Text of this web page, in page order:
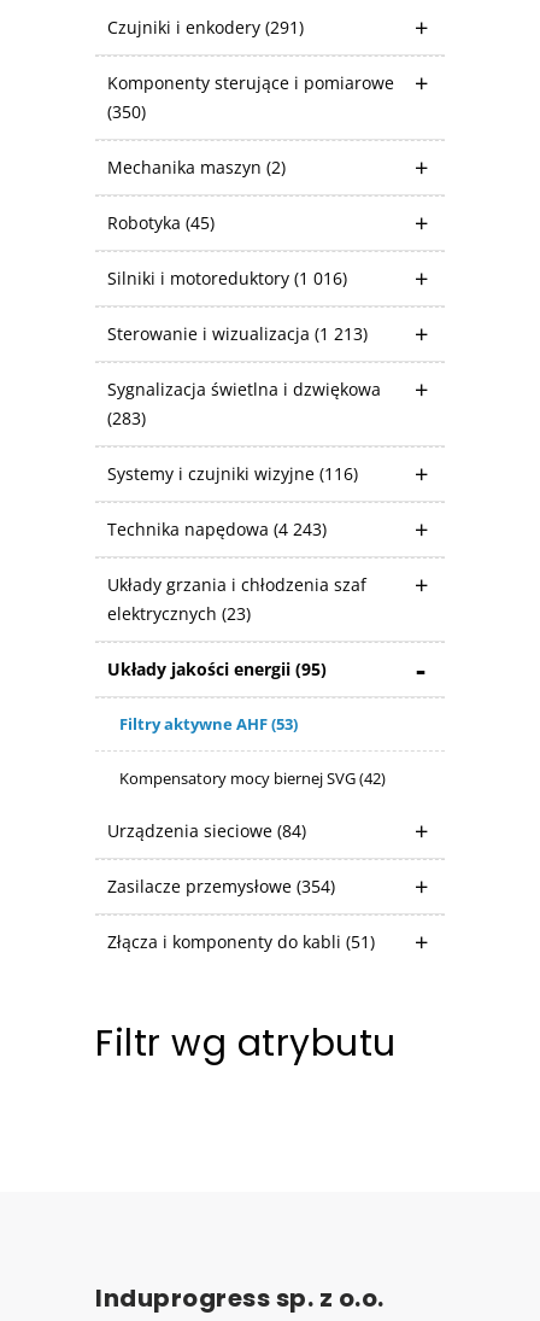
Czujniki i enkodery (291)
Komponenty sterujące i pomiarowe
(350)
Mechanika maszyn (2)
Robotyka (45)
Silniki i motoreduktory (1 016)
Sterowanie i wizualizacja (1 213)
Sygnalizacja świetlna i dzwiękowa
(283)
Systemy i czujniki wizyjne (116)
Technika napędowa (4 243)
Układy grzania i chłodzenia szaf
elektrycznych (23)
Układy jakości energii (95)
Filtry aktywne AHF(53)
Kompensatory mocy biernej SVG(42)
Urządzenia sieciowe (84)
Zasilacze przemysłowe (354)
Złącza i komponenty do kabli (51)
Filtr wg atrybutu
Induprogress sp. z o.o.